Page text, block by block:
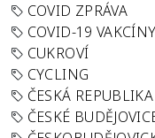
COVID ZPRÁVA
COVID-19 VAKCÍNY
CUKROVÍ
CYCLING
ČESKÁ REPUBLIKA
ČESKÉ